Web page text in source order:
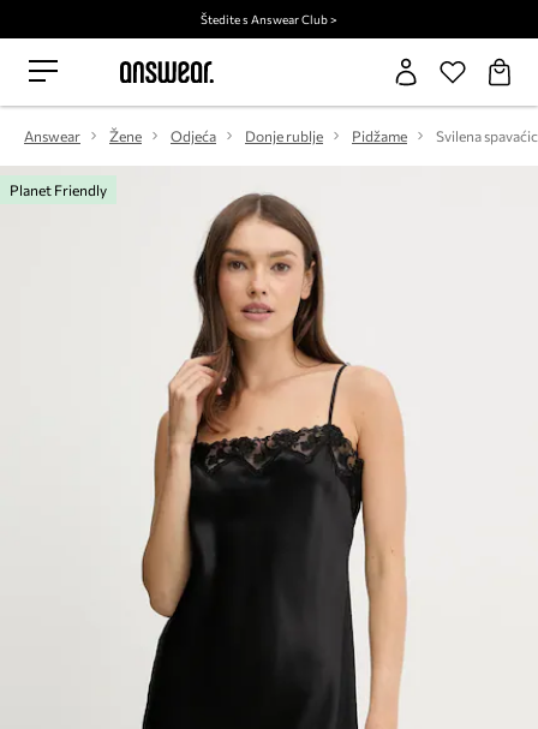
Štedite s Answear Club >
Answear Žene Odjeća Donje rublje Pidžame Svilena
Planet Friendly